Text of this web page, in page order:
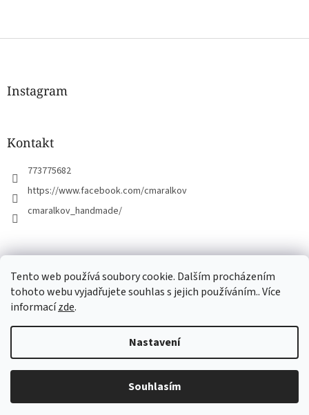
Tento web používá soubory cookie. Dalším procházením
tohoto webu vyjadřujete souhlas s jejich používáním.. Více
informacízde.
Nastavení
Souhlasím
Z
Instagram
Kontakt
773775682
https://www.facebook.com/cmaralkov
cmaralkov_handmade/
Copyright 2026Čmáralkov. Všechna práva vyhrazena.Upravit
nastavení cookies